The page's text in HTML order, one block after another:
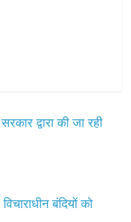
द्वारा की जा रही
बंदियों को